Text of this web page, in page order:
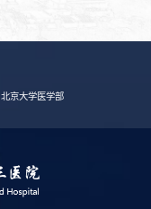
北京大学医学部